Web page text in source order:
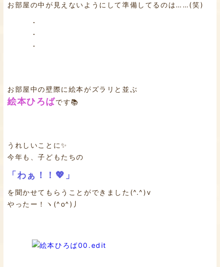
お部屋の中が見えないようにして準備してるのは……(笑)
・
・
・
お部屋中の壁際に絵本がズラリと並ぶ
絵本ひろばです📚
うれしいことに✨
今年も、子どもたちの
「わぁ！！💖」
を聞かせてもらうことができました(^.^)v
やったー！ヽ(^o^)丿